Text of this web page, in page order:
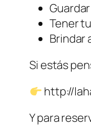
Tener
Brindar
Si estás
http://
Y para